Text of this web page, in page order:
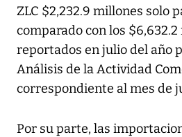
ZLC $2,232.9 millones solo
comparado con los
reportados en julio del año
Análisis de la Actividad
correspondiente al mes de
Por su parte, las